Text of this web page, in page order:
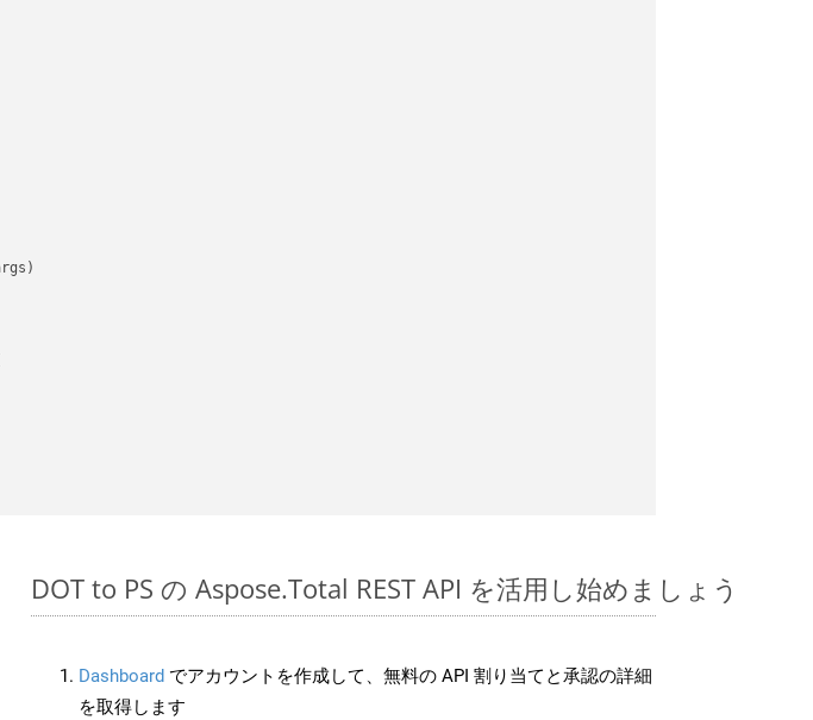
DOT to PS の Aspose.Total REST API を活用し始めましょう
Dashboard でアカウントを作成して、無料の API 割り当てと承認の詳細
を取得します